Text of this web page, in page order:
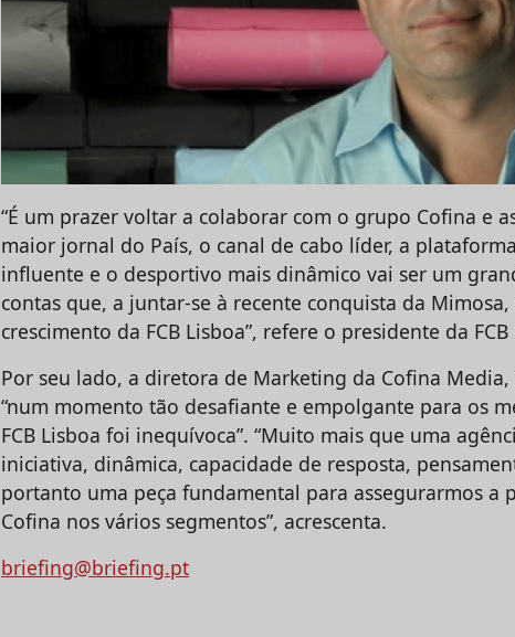
“É um prazer voltar a colaborar com o grupo Cofina e
maior jornal do País, o canal de cabo líder, a
influente e o desportivo mais dinâmico vai ser um
contas que, a juntar-se à recente conquista da
crescimento da FCB Lisboa”, refere o presidente da
Por seu lado, a diretora de Marketing da Cofina
“num momento tão desafiante e empolgante para os
FCB Lisboa foi inequívoca”. “Muito mais que uma
iniciativa, dinâmica, capacidade de resposta,
portanto uma peça fundamental para assegurarmos a
Cofina nos vários segmentos”, acrescenta.
briefing@briefing.pt